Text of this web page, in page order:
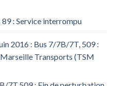
: Service interrompu
2016 : Bus 7/7B/7T, 509 :
Transports (TSM